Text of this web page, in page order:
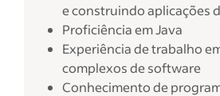
e construindo aplicações
Proficiência em Java
Experiência de trabalho
complexos de software
Conhecimento de